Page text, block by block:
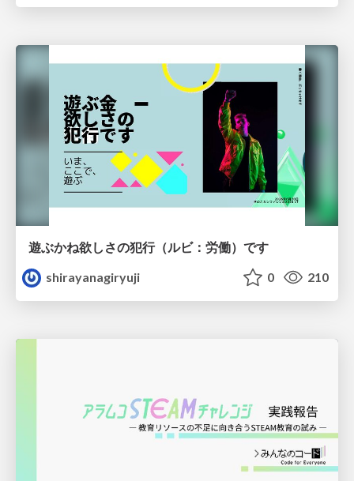
遊ぶかね欲しさの犯行（ルビ：労働）です
shirayanagiryuji
0 210